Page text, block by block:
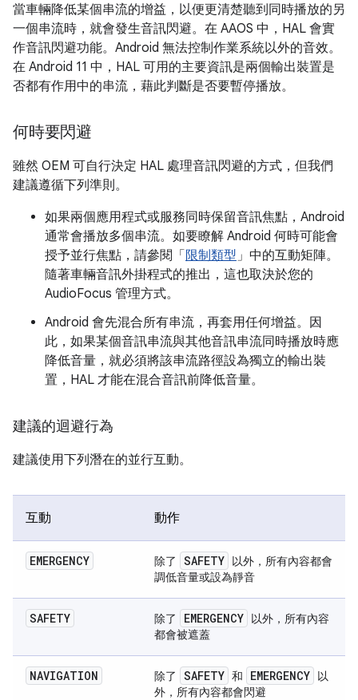
當車輛降低某個串流的增益，以便更清楚聽到同時播放的另
一個串流時，就會發生音訊閃避。在 AAOS 中，HAL 會實
作音訊閃避功能。Android 無法控制作業系統以外的音效。
在 Android 11 中，HAL 可用的主要資訊是兩個輸出裝置是
否都有作用中的串流，藉此判斷是否要暫停播放。
何時要閃避
雖然 OEM 可自行決定 HAL 處理音訊閃避的方式，但我們
建議遵循下列準則。
如果兩個應用程式或服務同時保留音訊焦點，Android
通常會播放多個串流。如要瞭解 Android 何時可能會
授予並行焦點，請參閱「限制類型 」中的互動矩陣。
隨著車輛音訊外掛程式的推出，這也取決於您的
AudioFocus 管理方式。
Android 會先混合所有串流，再套用任何增益。因
此，如果某個音訊串流與其他音訊串流同時播放時應
降低音量，就必須將該串流路徑設為獨立的輸出裝
置，HAL 才能在混合音訊前降低音量。
建議的迴避行為
建議使用下列潛在的並行互動。
互動 動作
EMERGENCY 除了 SAFETY 以外，所有內容都會
調低音量或設為靜音
SAFETY 除了 EMERGENCY 以外，所有內容
都會被遮蓋
NAVIGATION 除了 SAFETY 和 EMERGENCY 以
外，所有內容都會閃避